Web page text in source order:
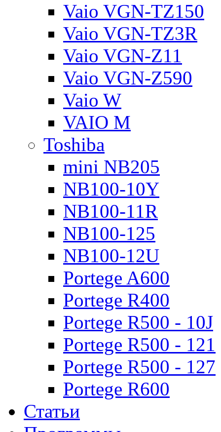
Vaio VGN-TZ150
Vaio VGN-TZ3R
Vaio VGN-Z11
Vaio VGN-Z590
Vaio W
VAIO M
Toshiba
mini NB205
NB100-10Y
NB100-11R
NB100-125
NB100-12U
Portege A600
Portege R400
Portege R500 - 10J
Portege R500 - 121
Portege R500 - 127
Portege R600
Статьи